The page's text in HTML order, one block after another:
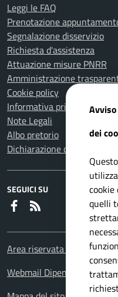
Leggi le FAQ
Prenotazione
Segnalazione disservizio
Richiesta d'assistenza
Attuazione misure PNRR
Amministrazione
Cookie policy
Informativa privacy
Note Legali
Albo pretorio
Dichiarazione di accessibilità
SEGUICI SU
Faceboook
Area riservata Dipendenti
Webmail Dipendenti
dei
cookie
quelli